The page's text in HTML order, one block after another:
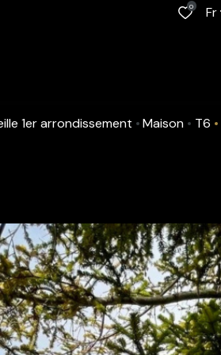
0 Fr
1er arrondissement Maison T6